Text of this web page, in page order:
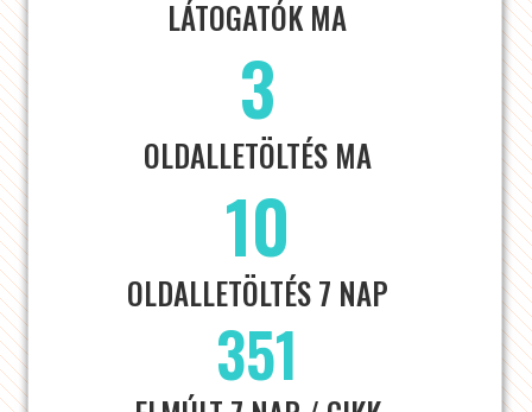
LÁTOGATÓK MA
3
OLDALLETÖLTÉS MA
10
OLDALLETÖLTÉS 7 NAP
351